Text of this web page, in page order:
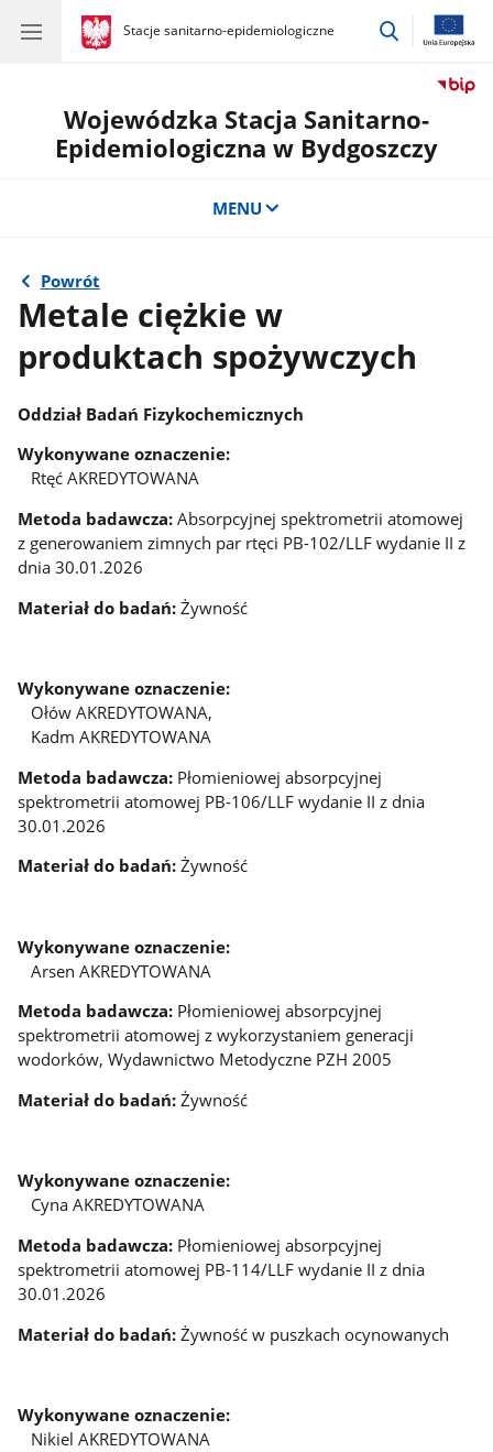
gov.pl
Stacje sanitarno-epidemiologiczne
gov.pl
Stacje
przejdź
Wojewódzka Stacja Sanitarno-
Epidemiologiczna w Bydgoszczy
MENU
Powrót
Metale ciężkie w
produktach spożywczych
Oddział Badań Fizykochemicznych
Wykonywane oznaczenie:
Rtęć AKREDYTOWANA
Metoda badawcza:Absorpcyjnej spektrometrii atomowej
z generowaniem zimnych par rtęci PB-102/LLF wydanie II z
dnia 30.01.2026
Materiał do badań: Żywność
Wykonywane oznaczenie:
Ołów AKREDYTOWANA,
Kadm AKREDYTOWANA
Metoda badawcza: Płomieniowej absorpcyjnej
spektrometrii atomowej PB-106/LLF wydanie II z dnia
30.01.2026
Materiał do badań: Żywność
Wykonywane oznaczenie:
Arsen AKREDYTOWANA
Metoda badawcza: Płomieniowej absorpcyjnej
spektrometrii atomowej z wykorzystaniem generacji
wodorków, Wydawnictwo Metodyczne PZH 2005
Materiał do badań: Żywność
Wykonywane oznaczenie:
Cyna AKREDYTOWANA
Metoda badawcza: Płomieniowej absorpcyjnej
spektrometrii atomowej PB-114/LLF wydanie II z dnia
30.01.2026
Materiał do badań: Żywność w puszkach ocynowanych
Wykonywane oznaczenie:
Nikiel AKREDYTOWANA